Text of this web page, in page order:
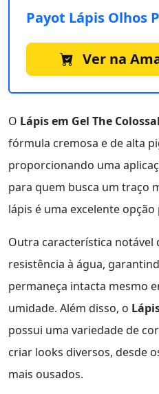
Payot Lápis Olhos
Ver na
O Lápis em Gel The Colossal
fórmula cremosa e de alta
proporcionando uma
para quem busca um traço
lápis é uma excelente opção
Outra característica notável
resistência à água,
permaneça intacta mesmo
umidade. Além disso, o
possui uma variedade de
criar looks diversos, desde
mais ousados.